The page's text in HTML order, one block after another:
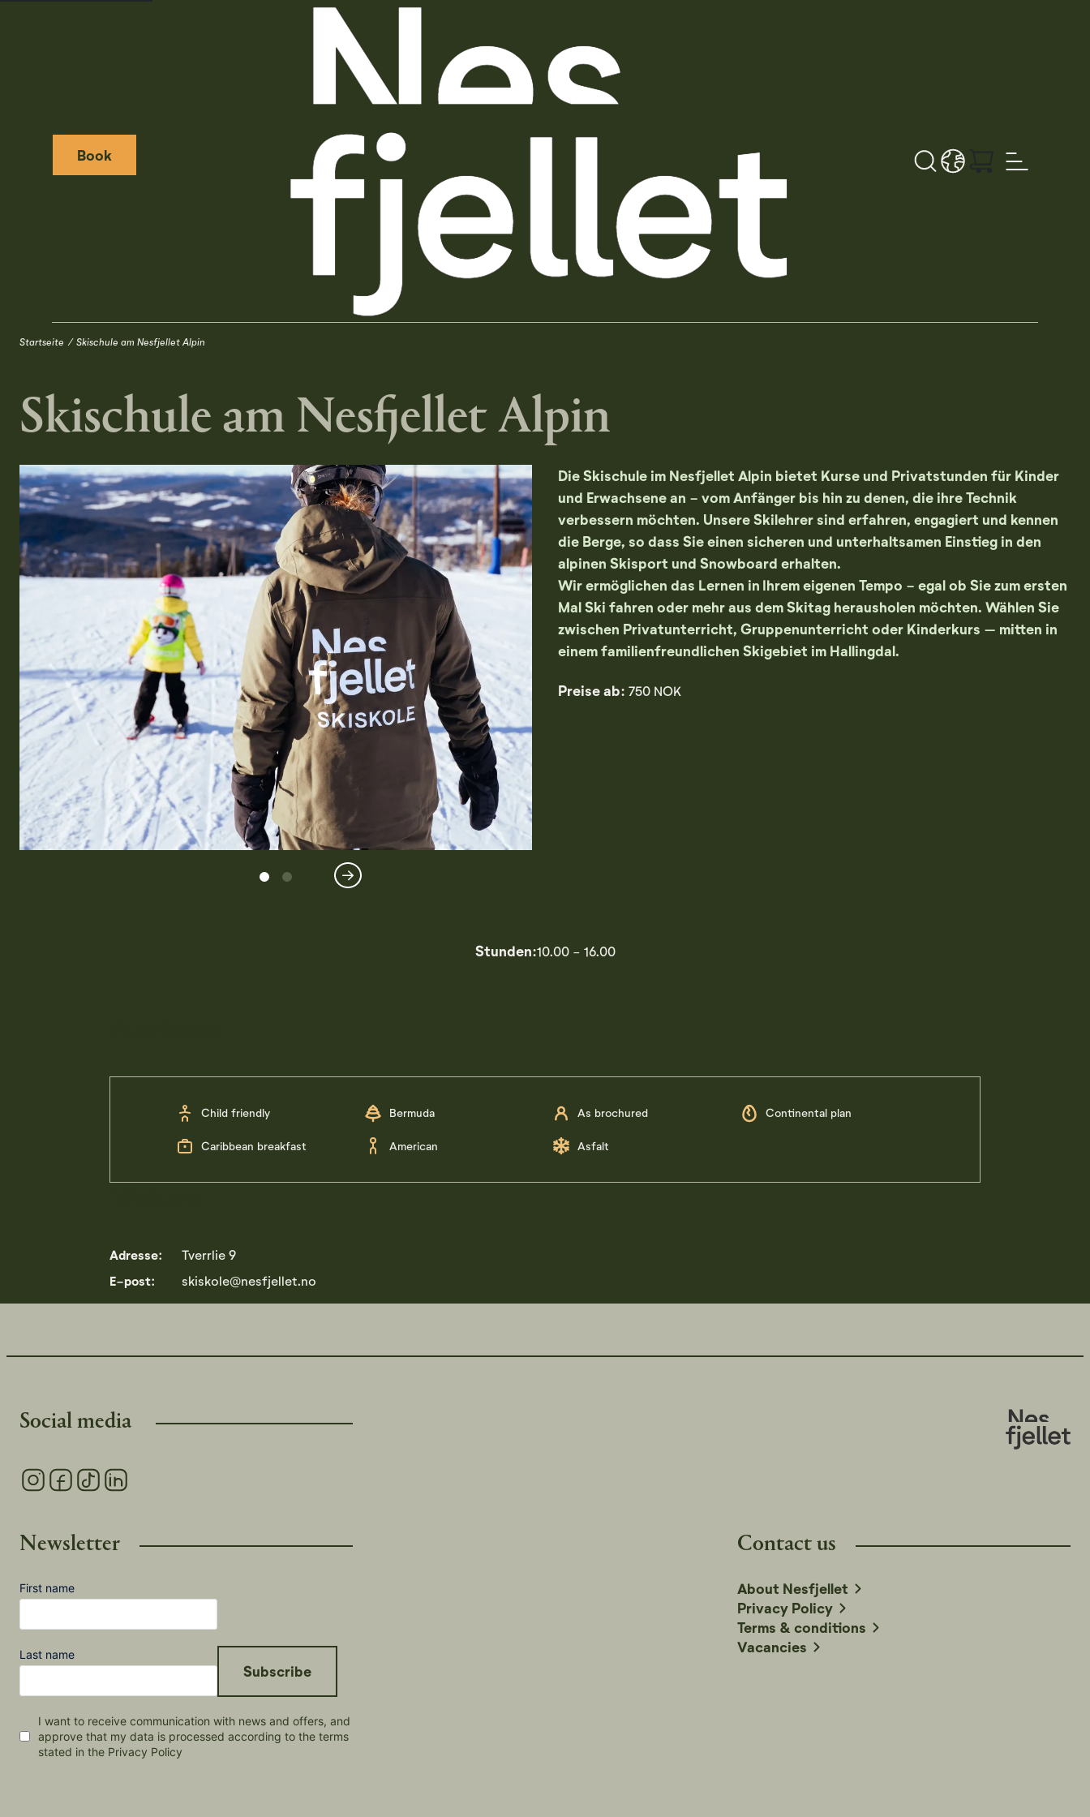
Book Search button
LANGUAGE - DE
Startseite Skischule am Nesfjellet Alpin
Skischule am Nesfjellet Alpin
Die Skischule im Nesfjellet Alpin bietet Kurse und Privatstunden für Kinder
und Erwachsene an - vom Anfänger bis hin zu denen, die ihre Technik
verbessern möchten. Unsere Skilehrer sind erfahren, engagiert und kennen
die Berge, so dass Sie einen sicheren und unterhaltsamen Einstieg in den
alpinen Skisport und Snowboard erhalten.
Wir ermöglichen das Lernen in Ihrem eigenen Tempo - egal ob Sie zum ersten
Mal Ski fahren oder mehr aus dem Skitag herausholen möchten. Wählen Sie
zwischen Privatunterricht, Gruppenunterricht oder Kinderkurs – mitten in
einem familienfreundlichen Skigebiet im Hallingdal.
Preise ab: 750 NOK
Stunden:10.00 - 16.00
Child friendly Bermuda As brochured Continental plan
Caribbean breakfast American Asfalt
Adresse:
Tverrlie 9
E-post:
skiskole@nesfjellet.no
Social media
Newsletter
First name
Last name
I want to receive communication with news and offers, and
approve that my data is processed according to the terms
stated in the Privacy Policy
Subscribe
Contact us
About Nesfjellet
Privacy Policy
Terms & conditions
Vacancies